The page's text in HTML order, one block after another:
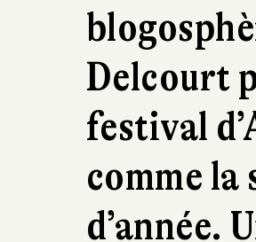
Delcourt
festival
comme
d’année.